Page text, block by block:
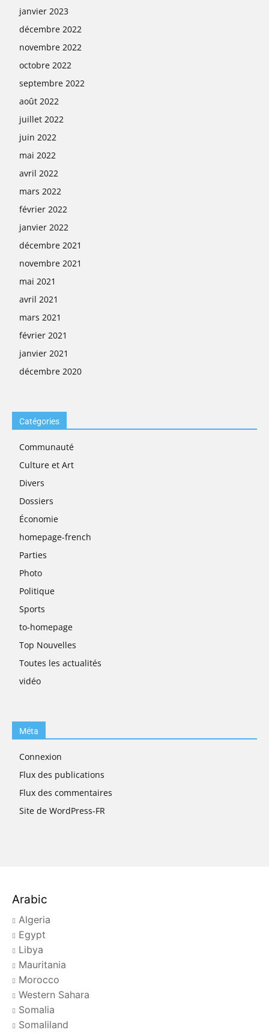
janvier 2023
décembre 2022
novembre 2022
octobre 2022
septembre 2022
août 2022
juillet 2022
juin 2022
mai 2022
avril 2022
mars 2022
février 2022
janvier 2022
décembre 2021
novembre 2021
mai 2021
avril 2021
mars 2021
février 2021
janvier 2021
décembre 2020
Catégories
Communauté
Culture et Art
Divers
Dossiers
Économie
homepage-french
Parties
Photo
Politique
Sports
to-homepage
Top Nouvelles
Toutes les actualités
vidéo
Méta
Connexion
Flux des publications
Flux des commentaires
Site de WordPress-FR
Arabic
Algeria
Egypt
Libya
Mauritania
Morocco
Western Sahara
Somalia
Somaliland